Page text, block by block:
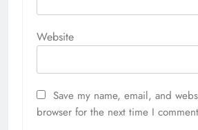
Website
Save my name, email, and
browser for the next time I